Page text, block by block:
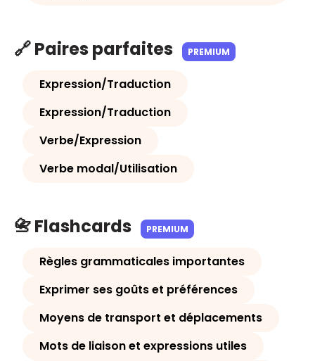
🔗 Paires parfaites PREMIUM
Expression/Traduction
Expression/Traduction
Verbe/Expression
Verbe modal/Utilisation
📇 Flashcards PREMIUM
Règles grammaticales importantes
Exprimer ses goûts et préférences
Moyens de transport et déplacements
Mots de liaison et expressions utiles